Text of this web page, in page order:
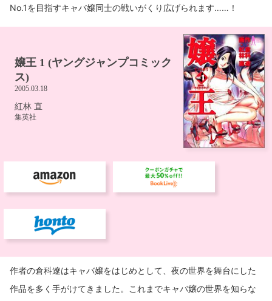
No.1を目指すキャバ嬢同士の戦いがくり広げられます……！
作者の倉科遼はキャバ嬢をはじめとして、夜の世界を舞台にした
作品を多く手がけてきました。これまでキャバ嬢の世界を知らな